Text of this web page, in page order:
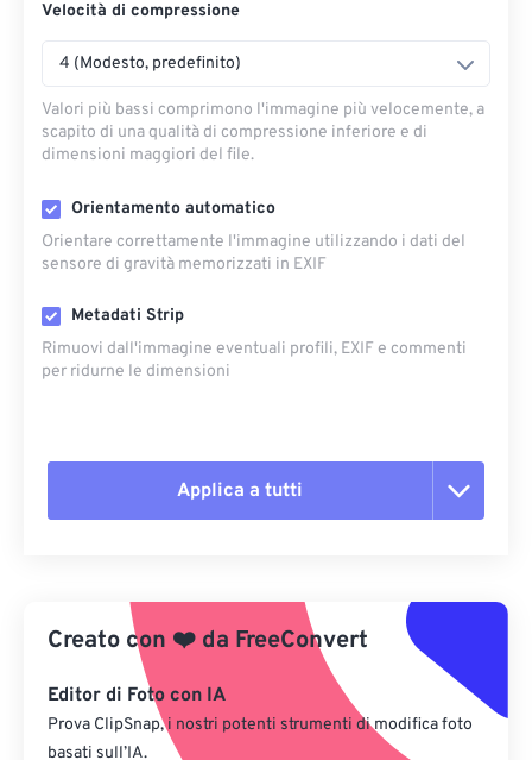
Velocità di compressione
4 (Modesto, predefinito)
Valori più bassi comprimono l'immagine più velocemente, a
scapito di una qualità di compressione inferiore e di
dimensioni maggiori del file.
Orientamento automatico
Orientare correttamente l'immagine utilizzando i dati del
sensore di gravità memorizzati in EXIF
Metadati Strip
Rimuovi dall'immagine eventuali profili, EXIF ​​e commenti
per ridurne le dimensioni
Applica a tutti
Applica da preimpostazione
Salva come predefinito
Creato con ❤️ da FreeConvert
Editor di Foto con IA
Prova ClipSnap, i nostri potenti strumenti di modifica foto
basati sull’IA.